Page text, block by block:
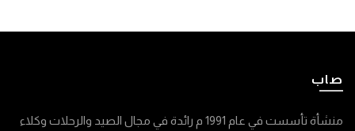
صاب
منشأة تأسست في عام 1991 م رائدة في مجال الصيد والرحلات وكلاء